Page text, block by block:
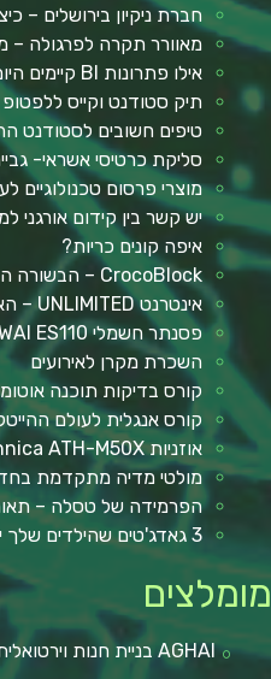
חברת ניקיון בירושלים –
מאוורר תקרה לפרגולה –
אילו פתרונות BI קיימים היום?
תיק סטודנט וקייס
טיפים חשובים לסטודנט
סליקת כרטיסי אשראי-
מוצרי פרסום טכנולוגיים
יש קשר בין קידום אורגני
איפה קונים כריות?
CrocoBlock – הבשורה הבאה המבוססת על אלמנטור
אינטרנט UNLIMITED – האינטרנט הכי מהיר שתכירו
פסנתר חשמלי KAWAI ES110
השכרת מקרן לאירועים
קורס בדיקות תוכנה
קורס אנגלית לעולם
אוזניות Audio Technica ATH-M50X
מולטי מדיה מתקדמת
הפרמידה של טסלה –
3 גאדג'טים שהילדים שלך ימותו עליהם !
מומלצים
AGHAI בניית חנות וירטואלית